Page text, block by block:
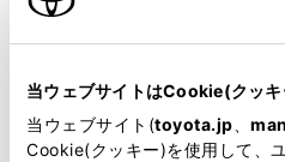
当ウェブサイトはCookie(クッキ
当ウェブサイト(toyota.jp
Cookie(クッキー)を使用して、
市区町村名